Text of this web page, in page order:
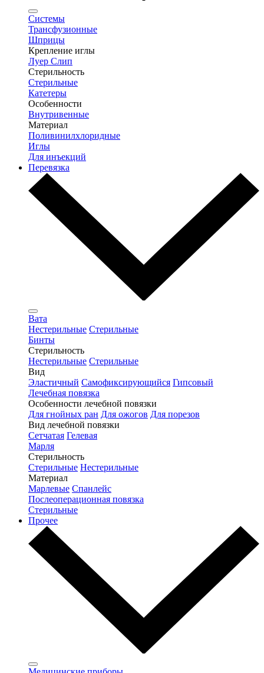
Системы
Трансфузионные
Шприцы
Крепление иглы
Луер Слип
Стерильность
Стерильные
Катетеры
Особенности
Внутривенные
Материал
Поливинилхлоридные
Иглы
Для инъекций
Перевязка
Вата
Нестерильные Стерильные
Бинты
Стерильность
Нестерильные Стерильные
Вид
Эластичный Самофиксирующийся Гипсовый
Лечебная повязка
Особенности лечебной повязки
Для гнойных ран Для ожогов Для порезов
Вид лечебной повязки
Сетчатая Гелевая
Марля
Стерильность
Стерильные Нестерильные
Материал
Марлевые Спанлейс
Послеоперационная повязка
Стерильные
Прочее